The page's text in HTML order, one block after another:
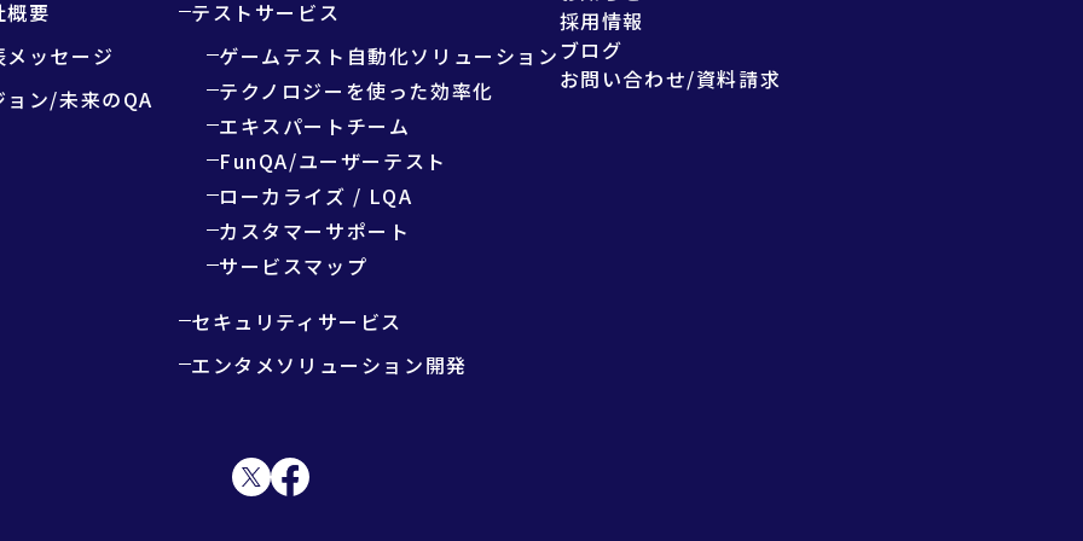
概要
メッセージ
ョン/未来のQA
テストサービス
ゲームテスト自動化ソリューション
テクノロジーを使った効率化
エキスパートチーム
FunQA/ユーザーテスト
ローカライズ / LQA
カスタマーサポート
サービスマップ
セキュリティサービス
エンタメソリューション開発
採用情報
ブログ
お問い合わせ/資料請求